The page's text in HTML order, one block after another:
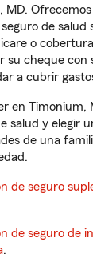
de
o
su cheque con
a cubrir
en Timonium,
salud y elegir
de una
de seguro
de seguro de
.